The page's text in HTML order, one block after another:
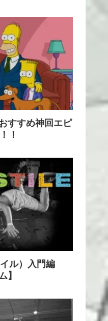
すすめ神回エピ
！
ル）入門編
】